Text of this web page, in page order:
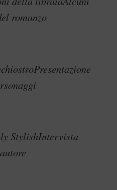
romanzo
Presentazione
StylishIntervista